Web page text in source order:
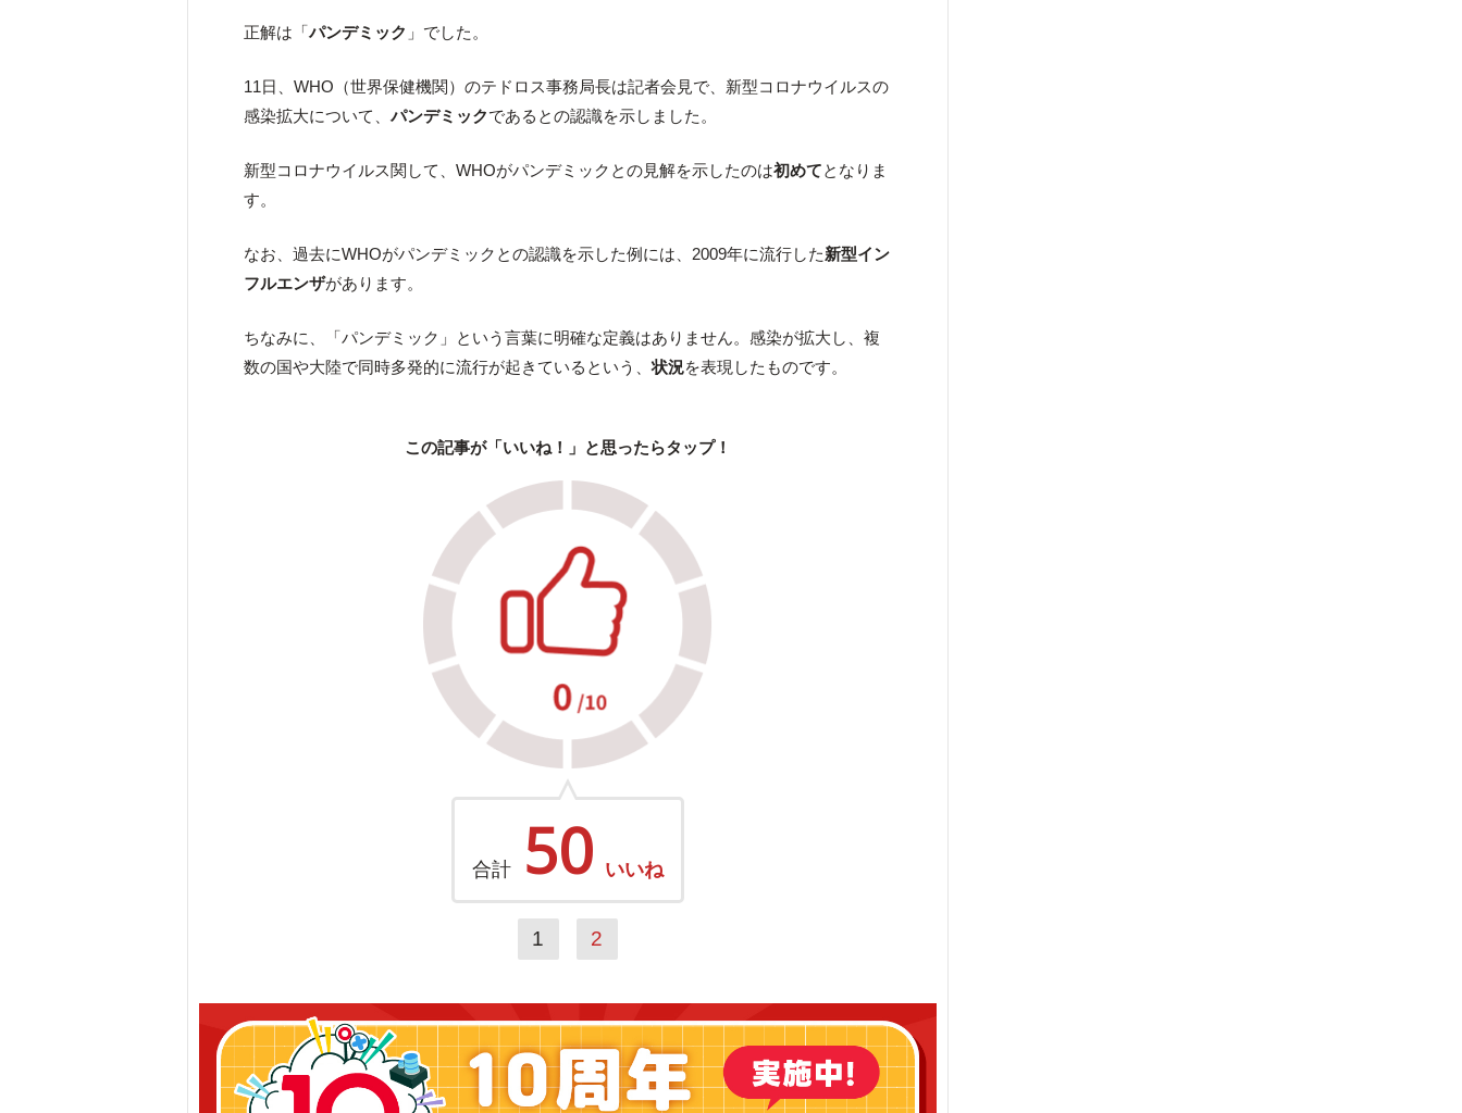
正解は「パンデミック 」でした。
11日、WHO（世界保健機関）のテドロス事務局長は記者会見で、新型コロナウイルスの
感染拡大について、パンデミックであるとの認識を示しました。
新型コロナウイルス関して、WHOがパンデミックとの見解を示したのは初めてとなりま
す。
なお、過去にWHOがパンデミックとの認識を示した例には、2009年に流行した新型イン
フルエンザがあります。
ちなみに、「パンデミック」という言葉に明確な定義はありません。感染が拡大し、複
数の国や大陸で同時多発的に流行が起きているという、状況を表現したものです。
この記事が「いいね！」と思ったらタップ！
合計 50 いいね
1 2